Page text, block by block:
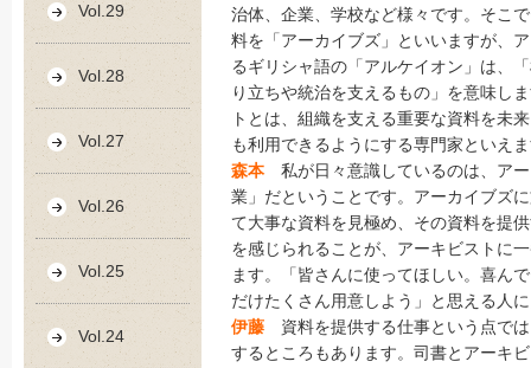
Vol.29
Vol.28
Vol.27
Vol.26
Vol.25
Vol.24
治体、企業、学校など様々です。そこ
料を「アーカイブズ」といいますが、
るギリシャ語の「アルケイオン」は、
り立ちや統治を支えるもの」を意味し
トとは、組織を支える重要な資料を未
も利用できるようにする専門家といえ
森本私が日々意識しているのは、アー
業」だということです。アーカイブズ
て大事な資料を見極め、その資料を提
を感じられることが、アーキビストに
ます。「皆さんに使ってほしい。喜ん
だけたくさん用意しよう」と思える人
伊藤 資料を提供する仕事という点で
するところもあります。司書とアーキ